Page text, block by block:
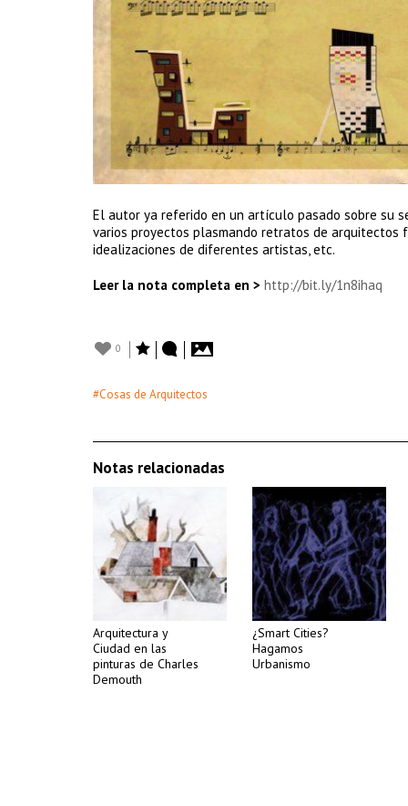
El autor ya referido en un artículo pasado sobre su
varios proyectos plasmando retratos de arquitectos
idealizaciones de diferentes artistas, etc.
Leer la nota completa en > http://bit.ly/1n8ihaq
0
#Cosas de Arquitectos
Notas relacionadas
Arquitectura y
Ciudad en las
pinturas de Charles
Demouth
¿Smart Cities?
Hagamos
Urbanismo